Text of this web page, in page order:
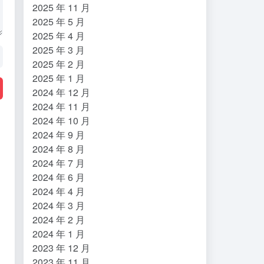
2025 年 11 月
2025 年 5 月
2025 年 4 月
2025 年 3 月
2025 年 2 月
2025 年 1 月
2024 年 12 月
2024 年 11 月
2024 年 10 月
2024 年 9 月
2024 年 8 月
2024 年 7 月
2024 年 6 月
2024 年 4 月
2024 年 3 月
2024 年 2 月
2024 年 1 月
2023 年 12 月